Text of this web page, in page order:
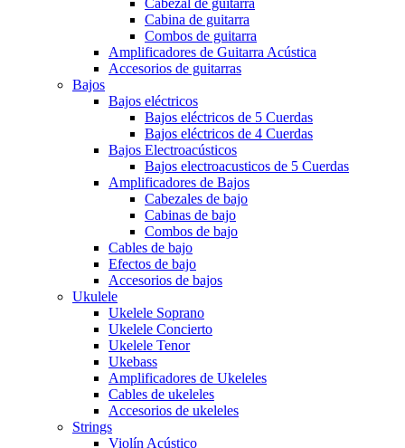
Cabina de guitarra
Combos de guitarra
Amplificadores de Guitarra Acústica
Accesorios de guitarras
Bajos
Bajos eléctricos
Bajos eléctricos de 5 Cuerdas
Bajos eléctricos de 4 Cuerdas
Bajos Electroacústicos
Bajos electroacusticos de 5 Cuerdas
Amplificadores de Bajos
Cabezales de bajo
Cabinas de bajo
Combos de bajo
Cables de bajo
Efectos de bajo
Accesorios de bajos
Ukulele
Ukelele Soprano
Ukelele Concierto
Ukelele Tenor
Ukebass
Amplificadores de Ukeleles
Cables de ukeleles
Accesorios de ukeleles
Strings
Violín Acústico